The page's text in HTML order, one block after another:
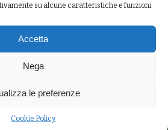
su alcune caratteristiche e funzioni.
Accetta
Nega
le preferenze
Cookie Policy